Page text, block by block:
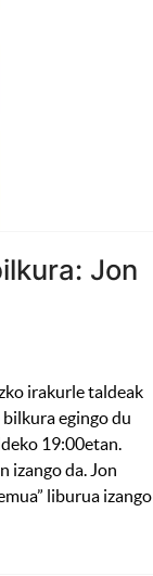
Jon
irakurle taldeak
egingo du
19:00etan.
izango da. Jon
liburua izango